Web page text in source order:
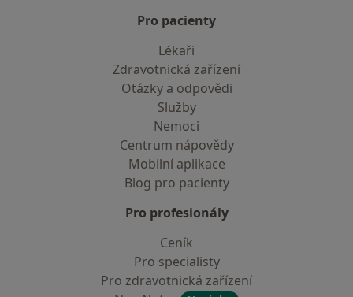
Pro pacienty
Lékaři
Zdravotnická zařízení
Otázky a odpovědi
Služby
Nemoci
Centrum nápovědy
Mobilní aplikace
Blog pro pacienty
Pro profesionály
Ceník
Pro specialisty
Pro zdravotnická zařízení